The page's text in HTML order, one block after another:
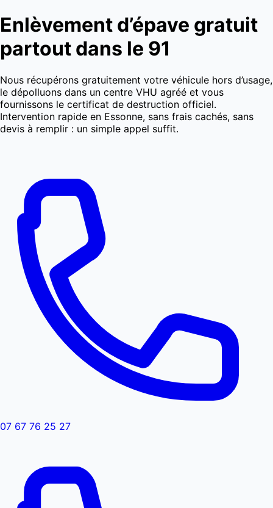
Enlèvement d’épave gratuit
partout dans le 91
Nous récupérons gratuitement votre véhicule hors d’usage,
le dépolluons dans un centre VHU agréé et vous
fournissons le certificat de destruction officiel.
Intervention rapide en Essonne, sans frais cachés, sans
devis à remplir : un simple appel suffit.
07 67 76 25 27